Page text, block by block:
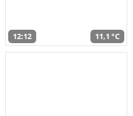
12:12 11,1 °C